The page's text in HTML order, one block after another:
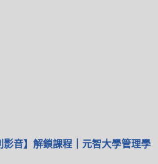
影音】解鎖課程｜元智大學管理學